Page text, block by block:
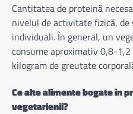
Cantitatea de proteină
nivelul de activitate fizică,
individuali. În general, un
consume aproximativ 0,8-
kilogram de greutate
Ce alte alimente bogate în
vegetarienii?